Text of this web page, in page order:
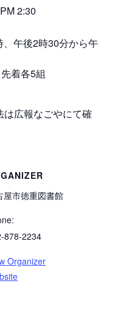
PM 2:30
午後2時30分から午
着各5組
広報なごやにて確
屋市徳重図書館
878-2234
Organizer